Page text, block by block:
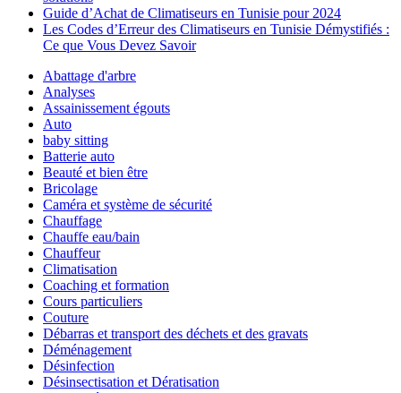
Guide d’Achat de Climatiseurs en Tunisie pour 2024
Les Codes d’Erreur des Climatiseurs en Tunisie Démystifiés :
Ce que Vous Devez Savoir
Abattage d'arbre
Analyses
Assainissement égouts
Auto
baby sitting
Batterie auto
Beauté et bien être
Bricolage
Caméra et système de sécurité
Chauffage
Chauffe eau/bain
Chauffeur
Climatisation
Coaching et formation
Cours particuliers
Couture
Débarras et transport des déchets et des gravats
Déménagement
Désinfection
Désinsectisation et Dératisation